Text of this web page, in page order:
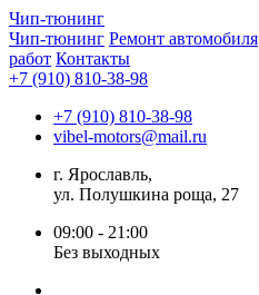
Чип-тюнинг
Чип-тюнинг Ремонт автомобиля
работ Контакты
+7 (910) 810-38-98
+7 (910) 810-38-98
vibel-motors@mail.ru
г. Ярославль,
ул. Полушкина роща, 27
09:00 - 21:00
Без выходных